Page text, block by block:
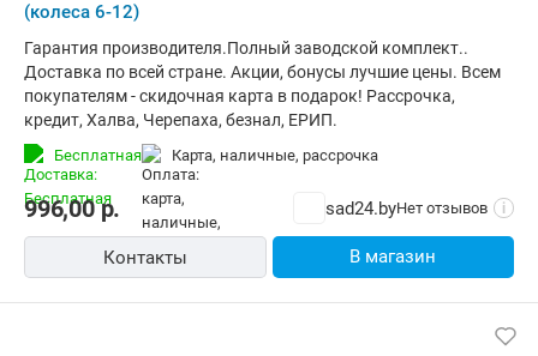
(колеса 6-12)
Гарантия производителя.Полный заводской комплект..
Доставка по всей стране. Акции, бонусы лучшие цены. Всем
покупателям - скидочная карта в подарок! Рассрочка,
кредит, Халва, Черепаха, безнал, ЕРИП.
Бесплатная карта, наличные, рассрочка
996,00р. sad24.byНет отзывов i
Контакты В магазин